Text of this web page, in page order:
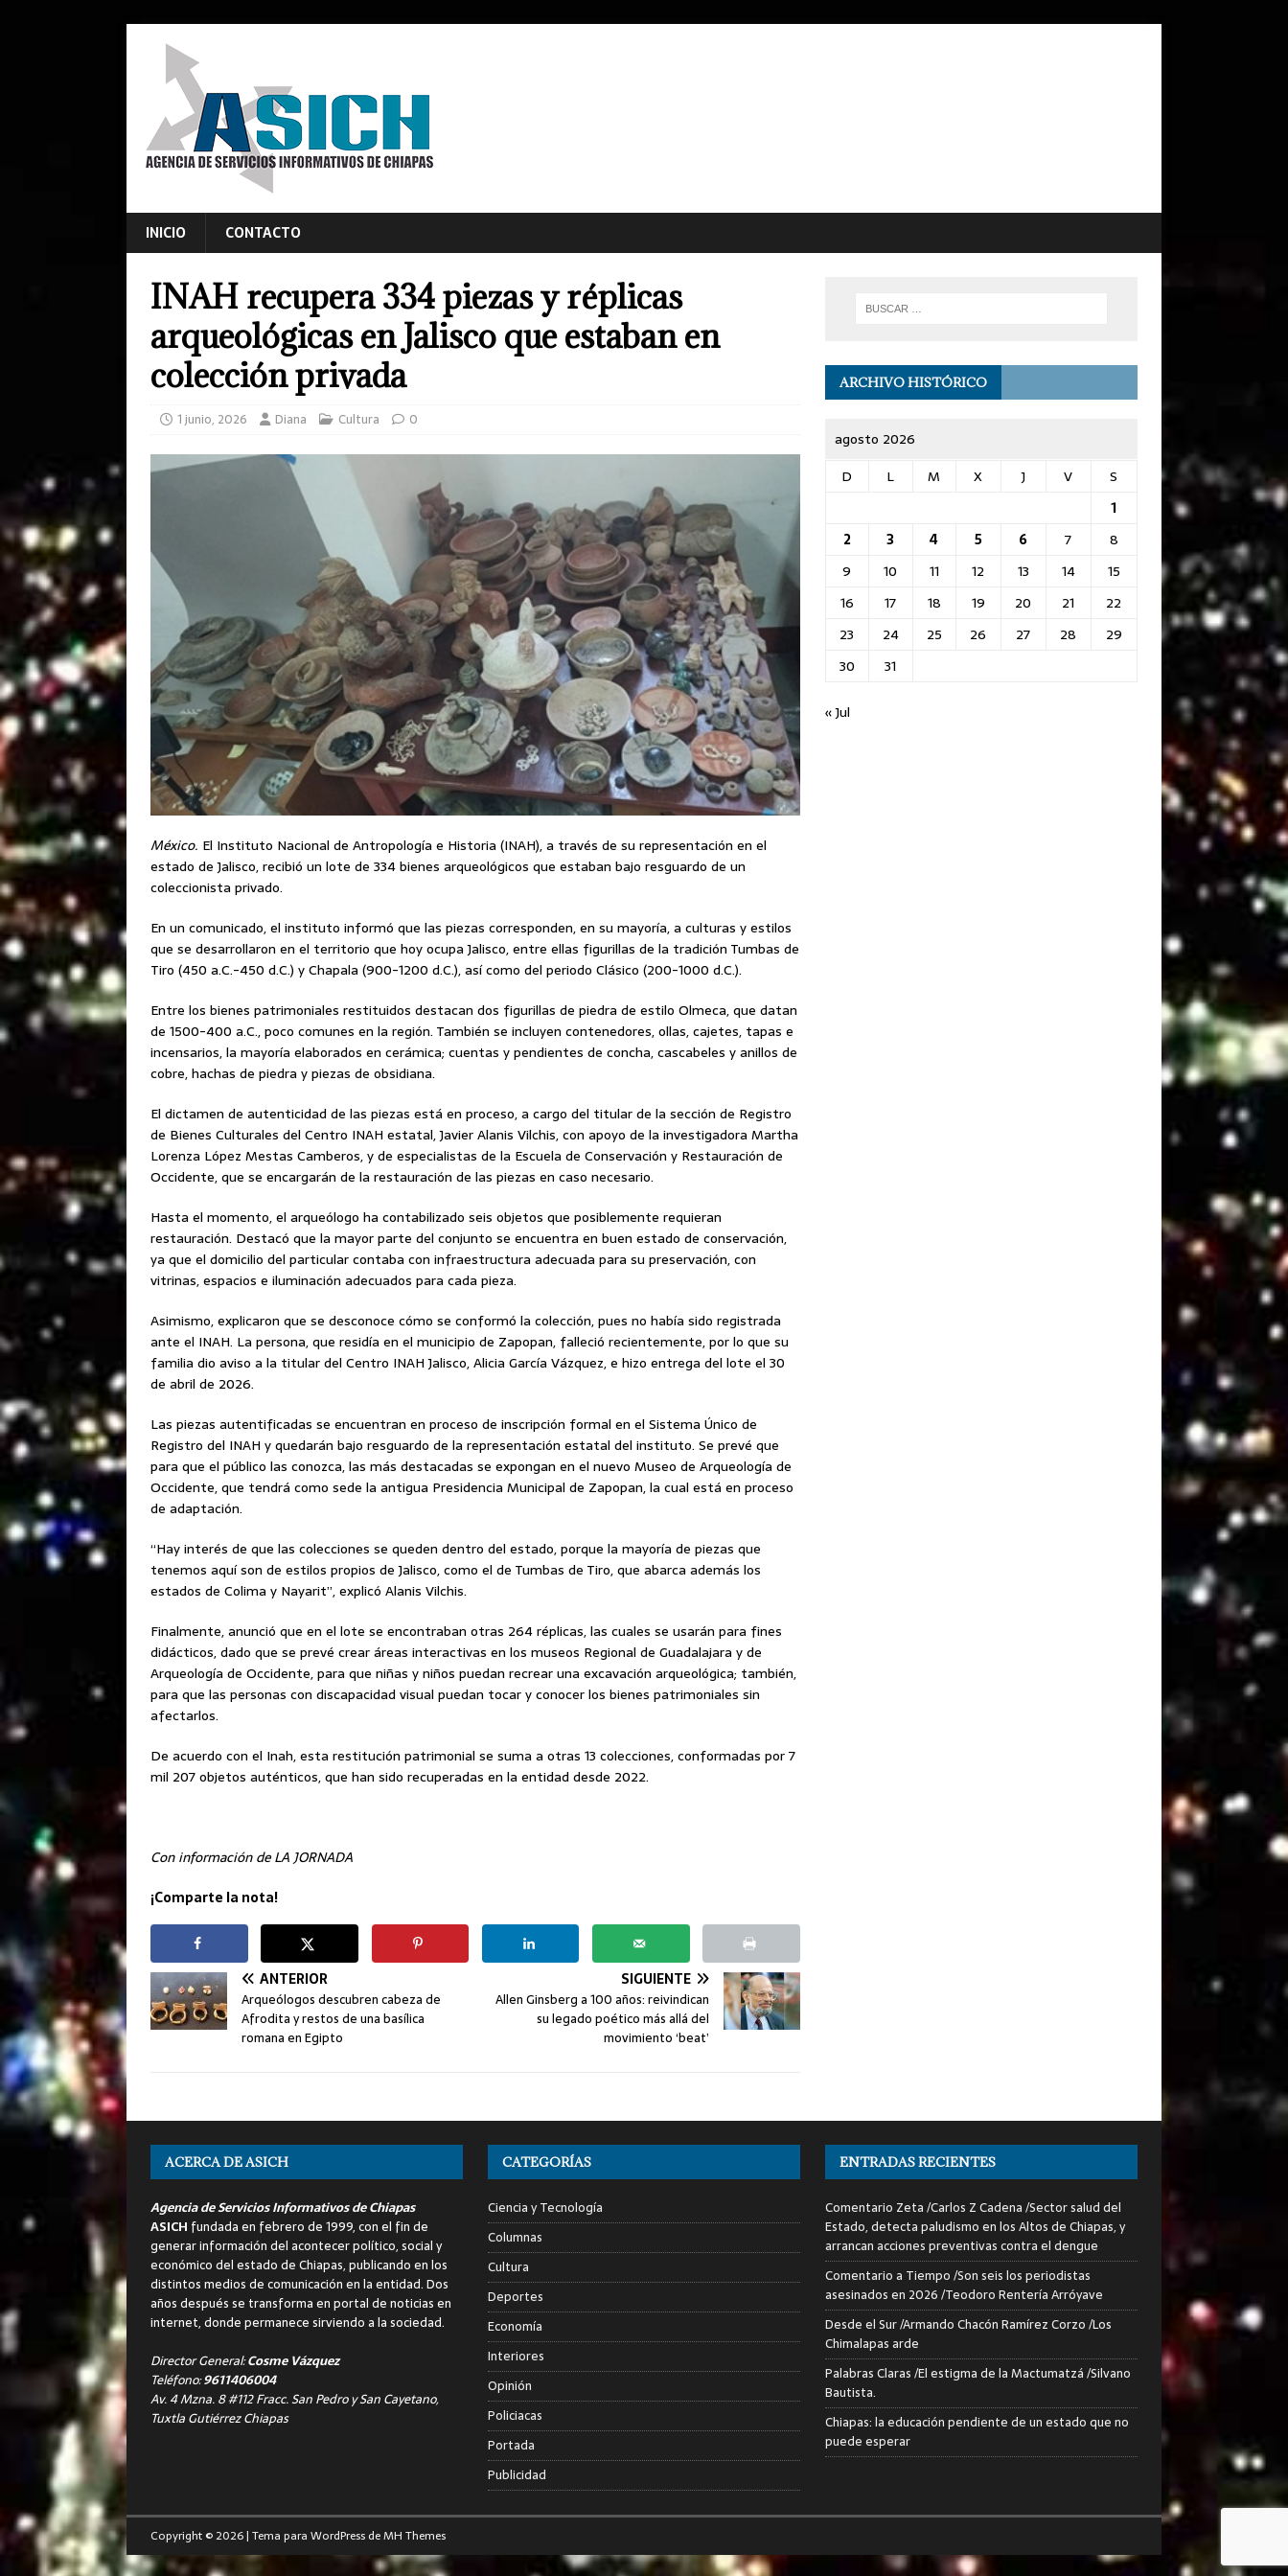
INICIO CONTACTO
INAH recupera 334 piezas y réplicas
arqueológicas en Jalisco que estaban en
colección privada
1 junio, 2026 Diana Cultura 0
México. El Instituto Nacional de Antropología e Historia (INAH), a través de su representación en el
estado de Jalisco, recibió un lote de 334 bienes arqueológicos que estaban bajo resguardo de un
coleccionista privado.
En un comunicado, el instituto informó que las piezas corresponden, en su mayoría, a culturas y estilos
que se desarrollaron en el territorio que hoy ocupa Jalisco, entre ellas figurillas de la tradición Tumbas de
Tiro (450 a.C.-450 d.C.) y Chapala (900-1200 d.C.), así como del periodo Clásico (200-1000 d.C.).
Entre los bienes patrimoniales restituidos destacan dos figurillas de piedra de estilo Olmeca, que datan
de 1500-400 a.C., poco comunes en la región. También se incluyen contenedores, ollas, cajetes, tapas e
incensarios, la mayoría elaborados en cerámica; cuentas y pendientes de concha, cascabeles y anillos de
cobre, hachas de piedra y piezas de obsidiana.
El dictamen de autenticidad de las piezas está en proceso, a cargo del titular de la sección de Registro
de Bienes Culturales del Centro INAH estatal, Javier Alanis Vilchis, con apoyo de la investigadora Martha
Lorenza López Mestas Camberos, y de especialistas de la Escuela de Conservación y Restauración de
Occidente, que se encargarán de la restauración de las piezas en caso necesario.
Hasta el momento, el arqueólogo ha contabilizado seis objetos que posiblemente requieran
restauración. Destacó que la mayor parte del conjunto se encuentra en buen estado de conservación,
ya que el domicilio del particular contaba con infraestructura adecuada para su preservación, con
vitrinas, espacios e iluminación adecuados para cada pieza.
Asimismo, explicaron que se desconoce cómo se conformó la colección, pues no había sido registrada
ante el INAH. La persona, que residía en el municipio de Zapopan, falleció recientemente, por lo que su
familia dio aviso a la titular del Centro INAH Jalisco, Alicia García Vázquez, e hizo entrega del lote el 30
de abril de 2026.
Las piezas autentificadas se encuentran en proceso de inscripción formal en el Sistema Único de
Registro del INAH y quedarán bajo resguardo de la representación estatal del instituto. Se prevé que
para que el público las conozca, las más destacadas se expongan en el nuevo Museo de Arqueología de
Occidente, que tendrá como sede la antigua Presidencia Municipal de Zapopan, la cual está en proceso
de adaptación.
“Hay interés de que las colecciones se queden dentro del estado, porque la mayoría de piezas que
tenemos aquí son de estilos propios de Jalisco, como el de Tumbas de Tiro, que abarca además los
estados de Colima y Nayarit”, explicó Alanis Vilchis.
Finalmente, anunció que en el lote se encontraban otras 264 réplicas, las cuales se usarán para fines
didácticos, dado que se prevé crear áreas interactivas en los museos Regional de Guadalajara y de
Arqueología de Occidente, para que niñas y niños puedan recrear una excavación arqueológica; también,
para que las personas con discapacidad visual puedan tocar y conocer los bienes patrimoniales sin
afectarlos.
De acuerdo con el Inah, esta restitución patrimonial se suma a otras 13 colecciones, conformadas por 7
mil 207 objetos auténticos, que han sido recuperadas en la entidad desde 2022.
Con información de LA JORNADA
¡Comparte la nota!
ANTERIOR
Arqueólogos descubren cabeza de
Afrodita y restos de una basílica
romana en Egipto
SIGUIENTE
Allen Ginsberg a 100 años: reivindican
su legado poético más allá del
movimiento ‘beat’
ARCHIVO HISTÓRICO
agosto 2026
D
L M X J V
S
1
2
3 4 5 6 7
8
9
10 11 12 13 14
15
16
17 18 19 20 21
22
23
24 25 26 27 28
29
30
31
« Jul
ACERCA DE ASICH
Agencia de Servicios Informativos de Chiapas
ASICH fundada en febrero de 1999, con el fin de
generar información del acontecer político, social y
económico del estado de Chiapas, publicando en los
distintos medios de comunicación en la entidad. Dos
años después se transforma en portal de noticias en
internet, donde permanece sirviendo a la sociedad.
Director General:Cosme Vázquez
Teléfono:9611406004
Av. 4 Mzna. 8 #112 Fracc. San Pedro y San Cayetano,
Tuxtla Gutiérrez Chiapas
CATEGORÍAS
Ciencia y Tecnología
Columnas
Cultura
Deportes
Economía
Interiores
Opinión
Policiacas
Portada
Publicidad
ENTRADAS RECIENTES
Comentario Zeta /Carlos Z Cadena /Sector salud del
Estado, detecta paludismo en los Altos de Chiapas, y
arrancan acciones preventivas contra el dengue
Comentario a Tiempo /Son seis los periodistas
asesinados en 2026 /Teodoro Rentería Arróyave
Desde el Sur /Armando Chacón Ramírez Corzo /Los
Chimalapas arde
Palabras Claras /El estigma de la Mactumatzá /Silvano
Bautista.
Chiapas: la educación pendiente de un estado que no
puede esperar
Copyright © 2026 | Tema para WordPress deMH Themes